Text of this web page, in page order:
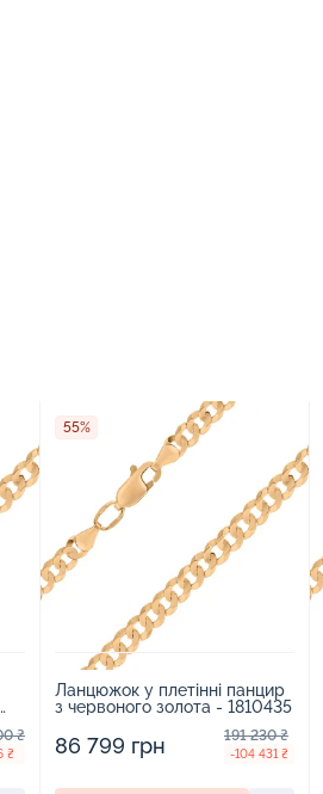
₴
₴
55%
Ланцюжок у плетінні панцир
з червоного золота - 1810435
86 799 грн 191 230 ₴
-104 431 ₴